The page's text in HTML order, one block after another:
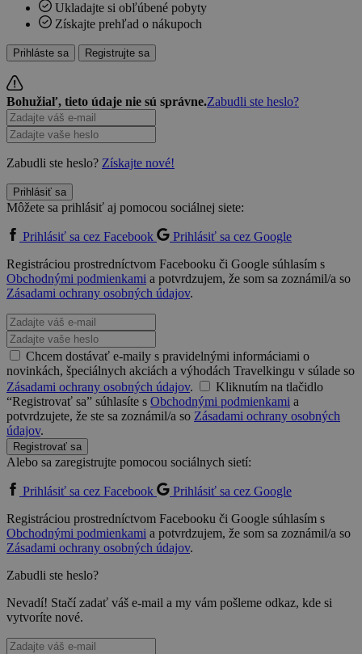
Ukladajte si obľúbené pobyty
Získajte prehľad o nákupoch
Prihláste sa Registrujte sa
Bohužiaľ, tieto údaje nie sú správne.Zabudli ste heslo?
Zabudli ste heslo? Získajte nové!
Prihlásiť sa
Môžete sa prihlásiť aj pomocou sociálnej siete:
Prihlásiť sa cez Facebook
Prihlásiť sa cez Google
Registráciou prostredníctvom Facebooku či Google súhlasím s
Obchodnými podmienkami a potvrdzujem, že som sa zoznámil/a so
Zásadami ochrany osobných údajov.
Chcem dostávať e-maily s pravidelnými informáciami o
novinkách, špeciálnych akciách a výhodách Travelkingu v súlade so
Zásadami ochrany osobných údajov.
Kliknutím na tlačidlo
“Registrovať sa” súhlasíte s Obchodnými podmienkami a
potvrdzujete, že ste sa zoznámil/a so Zásadami ochrany osobných
údajov.
Registrovať sa
Alebo sa zaregistrujte pomocou sociálnych sietí:
Prihlásiť sa cez Facebook
Prihlásiť sa cez Google
Registráciou prostredníctvom Facebooku či Google súhlasím s
Obchodnými podmienkami a potvrdzujem, že som sa zoznámil/a so
Zásadami ochrany osobných údajov.
Zabudli ste heslo?
Nevadí! Stačí zadať váš e-mail a my vám pošleme odkaz, kde si
vytvoríte nové.